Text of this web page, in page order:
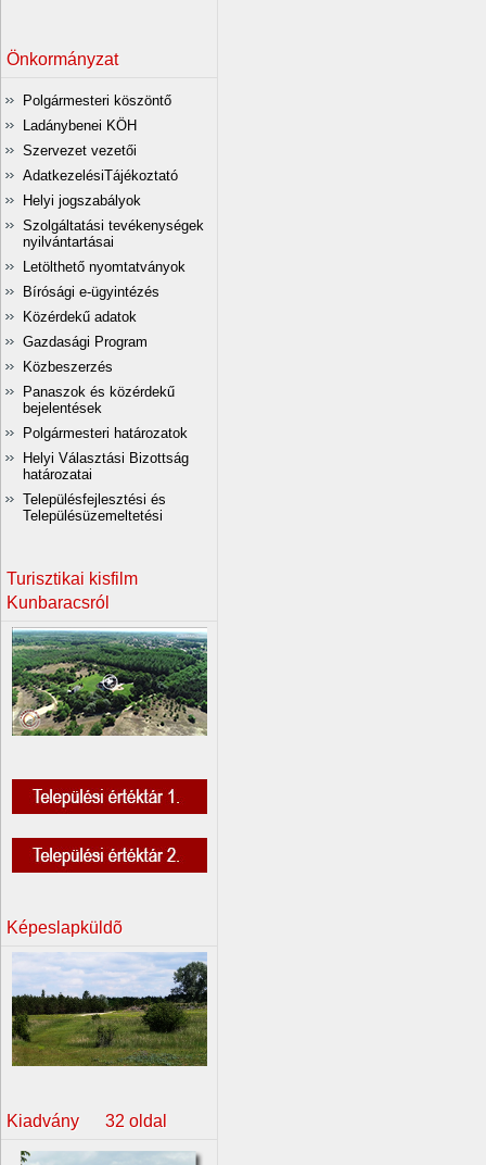
Önkormányzat
Polgármesteri köszöntő
Ladánybenei KÖH
Szervezet vezetői
AdatkezelésiTájékoztató
Helyi jogszabályok
Szolgáltatási tevékenységek
nyilvántartásai
Letölthető nyomtatványok
Bírósági e-ügyintézés
Közérdekű adatok
Gazdasági Program
Közbeszerzés
Panaszok és közérdekű
bejelentések
Polgármesteri határozatok
Helyi Választási Bizottság
határozatai
Településfejlesztési és
Településüzemeltetési
Turisztikai kisfilm
Kunbaracsról
Képeslapküldõ
Kiadvány 32 oldal